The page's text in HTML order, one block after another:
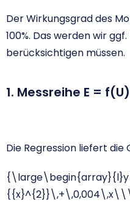
Der Wirkungsgrad des
100%. Das werden wir
berücksichtigen müssen.
1. Messreihe E = f(U)
Die Regression liefert die